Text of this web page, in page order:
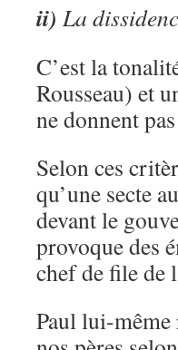
ii) La
C’est la
Rousseau) et
ne donnent
Selon ces
qu’une secte
devant le
provoque des
chef de file de
Paul lui-même